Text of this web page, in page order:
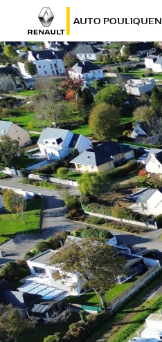
AUTO POULIQUEN